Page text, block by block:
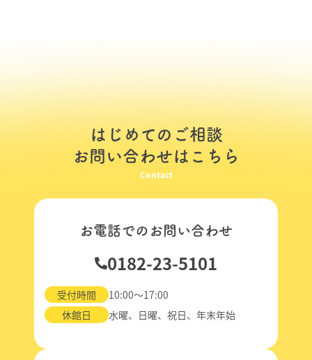
はじめてのご相談
お問い合わせはこちら
Contact
お電話でのお問い合わせ
0182-23-5101
受付時間
10:00～17:00
休館日
水曜、日曜、祝日、年末年始